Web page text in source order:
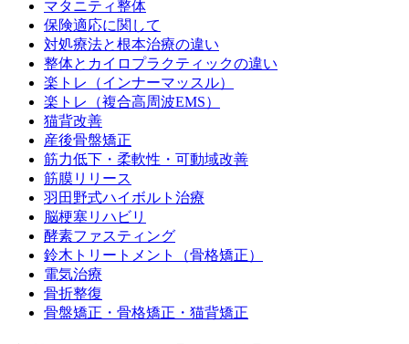
マタニティ整体
保険適応に関して
対処療法と根本治療の違い
整体とカイロプラクティックの違い
楽トレ（インナーマッスル）
楽トレ（複合高周波EMS）
猫背改善
産後骨盤矯正
筋力低下・柔軟性・可動域改善
筋膜リリース
羽田野式ハイボルト治療
脳梗塞リハビリ
酵素ファスティング
鈴木トリートメント（骨格矯正）
電気治療
骨折整復
骨盤矯正・骨格矯正・猫背矯正